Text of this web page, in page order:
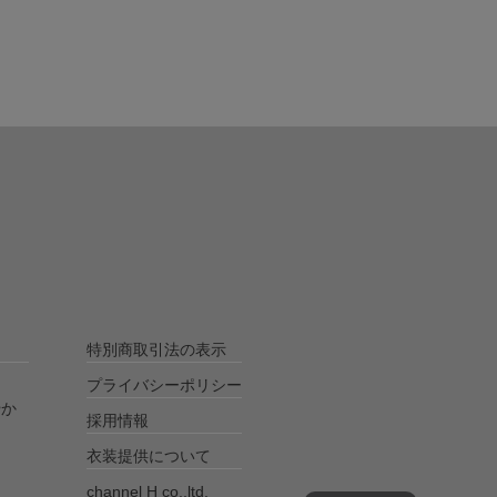
特別商取引法の表示
プライバシーポリシー
採用情報
衣装提供について
channel H co.,ltd.